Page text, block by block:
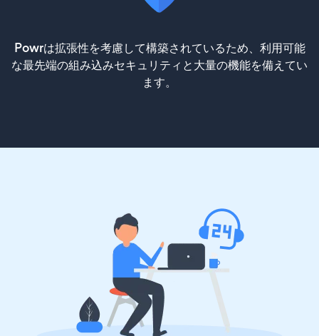
Powrは拡張性を考慮して構築されているため、利用可能
な最先端の組み込みセキュリティと大量の機能を備えてい
ます。